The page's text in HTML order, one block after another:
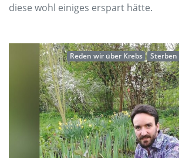
diese wohl einiges erspart hätte.
Reden wir über Krebs